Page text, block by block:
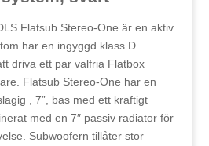
Flatsub Stereo-One är en aktiv
har en ingyggd klass D
driva ett par valfria Flatbox
Flatsub Stereo-One har en
, 7”, bas med ett kraftigt
med en 7″ passiv radiator för
Subwoofern tillåter stor